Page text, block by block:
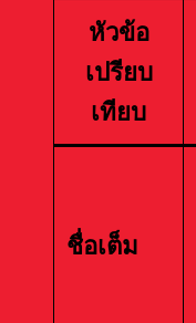
หัวข้อ
เปรียบ
เทียบ
ชื่อเต็ม